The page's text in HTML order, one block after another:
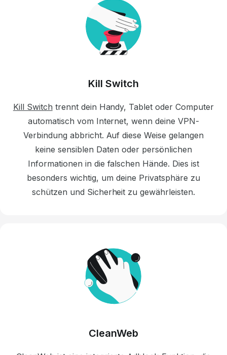
Kill Switch
Kill Switch trennt dein Handy, Tablet oder Computer
automatisch vom Internet, wenn deine VPN-
Verbindung abbricht. Auf diese Weise gelangen
keine sensiblen Daten oder persönlichen
Informationen in die falschen Hände. Dies ist
besonders wichtig, um deine Privatsphäre zu
schützen und Sicherheit zu gewährleisten.
CleanWeb